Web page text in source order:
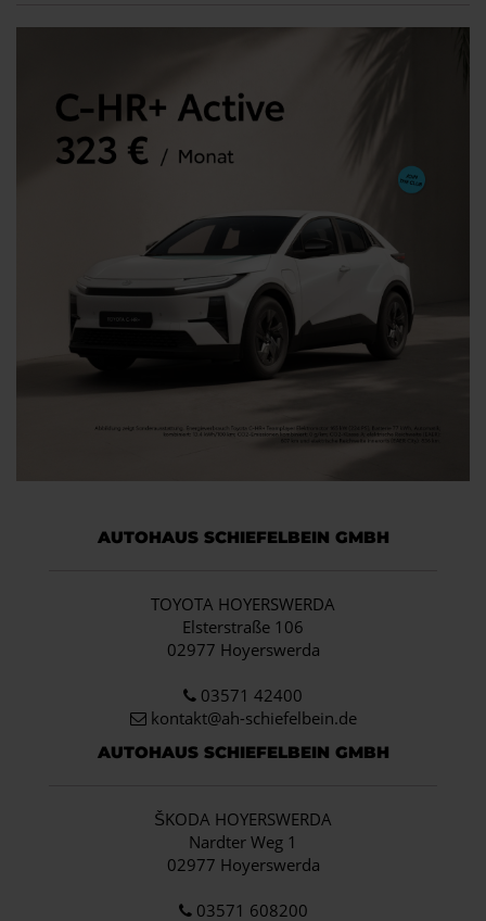
AUTOHAUS SCHIEFELBEIN GMBH
TOYOTA HOYERSWERDA
Elsterstraße 106
02977 Hoyerswerda
03571 42400
kontakt@ah-schiefelbein.de
AUTOHAUS SCHIEFELBEIN GMBH
ŠKODA HOYERSWERDA
Nardter Weg 1
02977 Hoyerswerda
03571 608200